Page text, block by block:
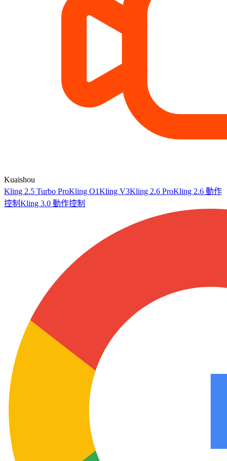
Kuaishou
Kling 2.5 Turbo ProKling O1Kling V3Kling 2.6 ProKling 2.6 動作
控制 Kling 3.0 動作控制